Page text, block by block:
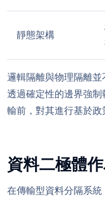
靜態架構
邏輯隔離與物理隔離
透過確定性的邊界強
輸前，對其進行基於政
資料二極體
在傳輸型資料分隔系統